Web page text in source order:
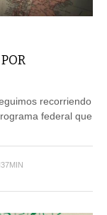
recorriendo
federal que